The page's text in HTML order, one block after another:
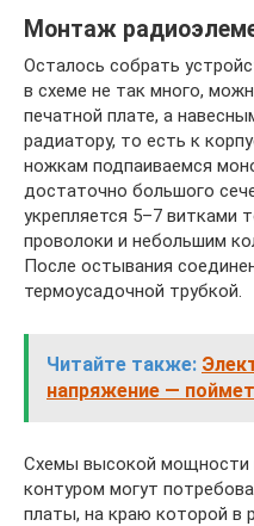
Монтаж
Осталось собрать
в схеме не так много,
печатной плате, а
радиатору, то есть к
ножкам подпаиваемся
достаточно большого
укрепляется 5–7 витками
проволоки и небольшим
После остывания
термоусадочной трубкой.
Читайте также:
напряжение —
Схемы высокой
контуром могут
платы, на краю которой в